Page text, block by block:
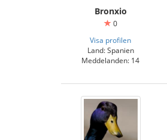
Bronxio
0
Visa profilen
Land: Spanien
Meddelanden: 14